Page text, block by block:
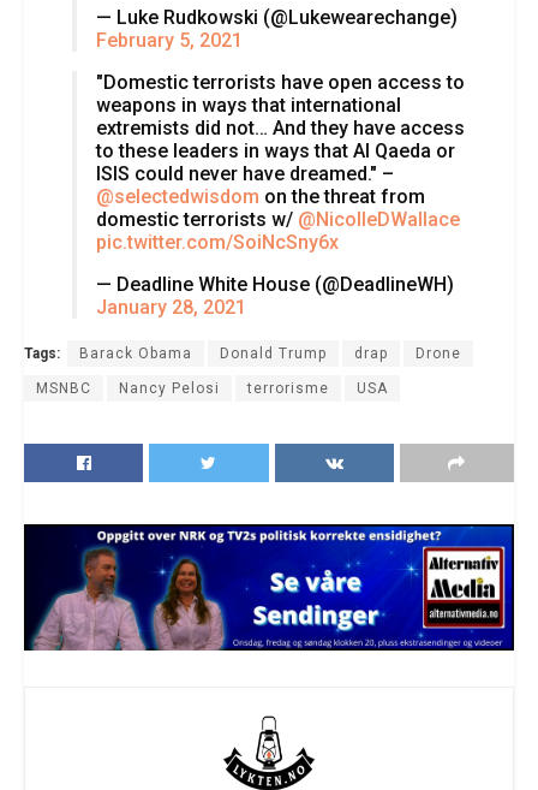
— Luke Rudkowski (@Lukewearechange)
February 5, 2021
"Domestic terrorists have open access to
weapons in ways that international
extremists did not… And they have access
to these leaders in ways that Al Qaeda or
ISIS could never have dreamed." –
@selectedwisdom on the threat from
domestic terrorists w/ @NicolleDWallace
pic.twitter.com/SoiNcSny6x
— Deadline White House (@DeadlineWH)
January 28, 2021
Tags: Barack Obama Donald Trump drap Drone
MSNBC Nancy Pelosi terrorisme USA